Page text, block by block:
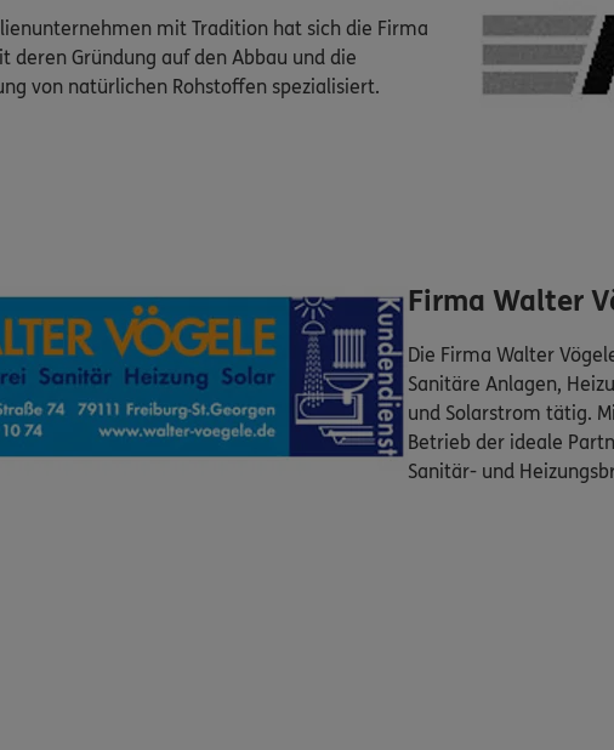
mit Tradition hat sich die Firma
deren Gründung auf den Abbau und die
von natürlichen Rohstoffen spezialisiert.
Firma Walter
Die Firma Walter
Sanitäre Anlagen,
und Solarstrom tätig.
Betrieb der ideale
Sanitär- und